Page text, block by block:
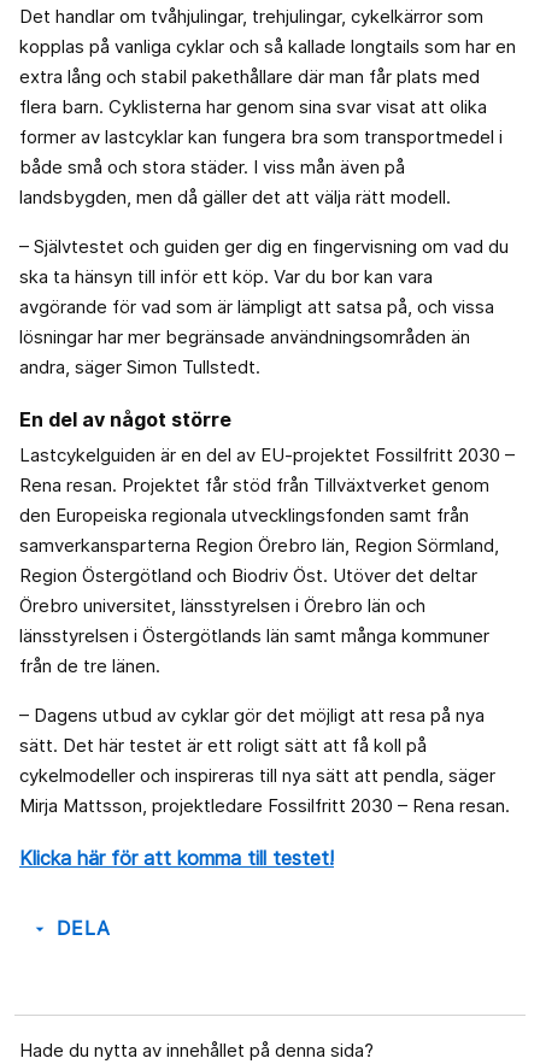
Det handlar om tvåhjulingar, trehjulingar, cykelkärror som
kopplas på vanliga cyklar och så kallade longtails som har en
extra lång och stabil pakethållare där man får plats med
flera barn. Cyklisterna har genom sina svar visat att olika
former av lastcyklar kan fungera bra som transportmedel i
både små och stora städer. I viss mån även på
landsbygden, men då gäller det att välja rätt modell.
– Självtestet och guiden ger dig en fingervisning om vad du
ska ta hänsyn till inför ett köp. Var du bor kan vara
avgörande för vad som är lämpligt att satsa på, och vissa
lösningar har mer begränsade användningsområden än
andra, säger Simon Tullstedt.
En del av något större
Lastcykelguiden är en del av EU-projektet Fossilfritt 2030 –
Rena resan. Projektet får stöd från Tillväxtverket genom
den Europeiska regionala utvecklingsfonden samt från
samverkansparterna Region Örebro län, Region Sörmland,
Region Östergötland och Biodriv Öst. Utöver det deltar
Örebro universitet, länsstyrelsen i Örebro län och
länsstyrelsen i Östergötlands län samt många kommuner
från de tre länen.
– Dagens utbud av cyklar gör det möjligt att resa på nya
sätt. Det här testet är ett roligt sätt att få koll på
cykelmodeller och inspireras till nya sätt att pendla, säger
Mirja Mattsson, projektledare Fossilfritt 2030 – Rena resan.
Klicka här för att komma till testet!
arrow_drop_down DELA
Hade du nytta av innehållet på denna sida?